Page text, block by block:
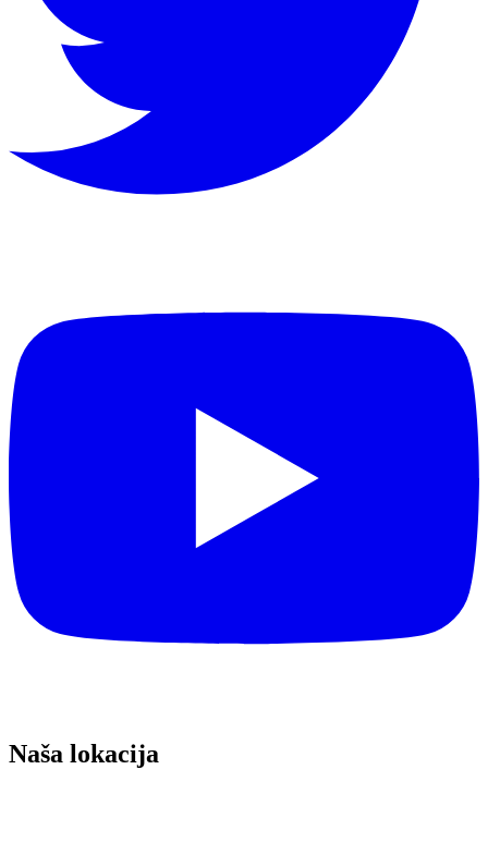
Naša lokacija